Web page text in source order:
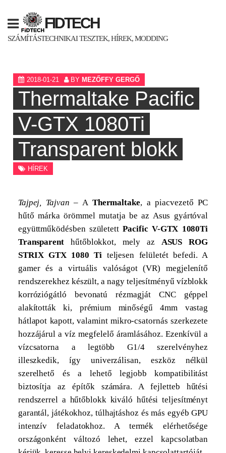
content
FIDTECH
SZÁMÍTÁSTECHNIKAI TESZTEK, HÍREK, MODDING
2018-01-21 BY MEZŐFFY GERGŐ
Thermaltake Pacific
V-GTX 1080Ti
Transparent blokk
HÍREK
Tajpej, Tajvan– A Thermaltake, a piacvezető PC
hűtő márka örömmel mutatja be az Asus gyártóval
együttműködésben születettPacific V-GTX 1080Ti
Transparenthűtőblokkot, mely az ASUS ROG
STRIX GTX 1080 Ti teljesen felületét befedi. A
gamer és a virtuális valóságot (VR) megjelenítő
rendszerekhez készült, a nagy teljesítményű vízblokk
korróziógátló bevonatú rézmagját CNC géppel
alakították ki, prémium minőségű 4mm vastag
hátlapot kapott, valamint mikro-csatornás szerkezete
hozzájárul a víz megfelelő áramlásához. Ezenkívül a
vízcsatorna a legtöbb G1/4 szerelvényhez
illeszkedik, így univerzálisan, eszköz nélkül
szerelhető és a lehető legjobb kompatibilitást
biztosítja az építők számára. A fejletteb hűtési
rendszerrel a hűtőblokk kiváló hűtési teljesítményt
garantál, játékokhoz, túlhajtáshoz és más egyéb GPU
intenzív feladatokhoz. A termék elérhetősége
országonként változó lehet, ezzel kapcsolatban